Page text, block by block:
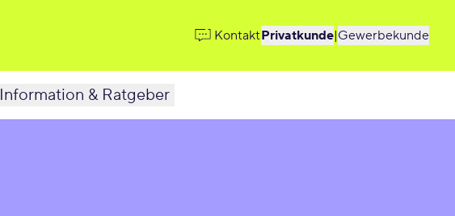
KontaktPrivatkunde|Gewerbekunde
Information & Ratgeber